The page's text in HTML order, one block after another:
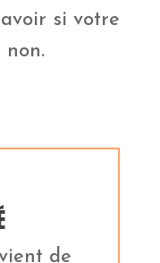
si votre
non.
de